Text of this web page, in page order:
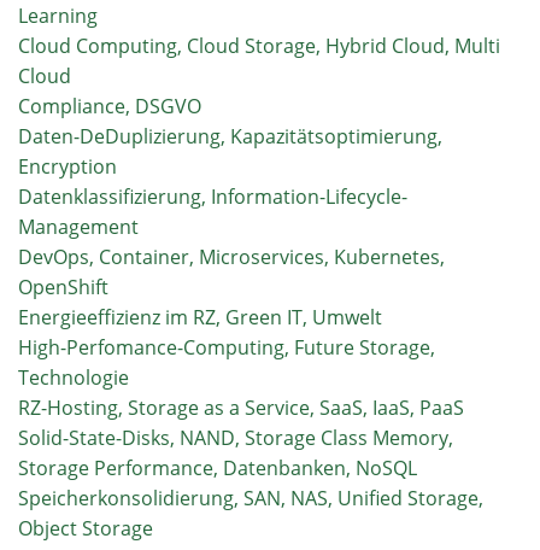
Learning
Cloud Computing, Cloud Storage, Hybrid Cloud, Multi
Cloud
Compliance, DSGVO
Daten-DeDuplizierung, Kapazitätsoptimierung,
Encryption
Datenklassifizierung, Information-Lifecycle-
Management
DevOps, Container, Microservices, Kubernetes,
OpenShift
Energieeffizienz im RZ, Green IT, Umwelt
High-Perfomance-Computing, Future Storage,
Technologie
RZ-Hosting, Storage as a Service, SaaS, IaaS, PaaS
Solid-State-Disks, NAND, Storage Class Memory,
Storage Performance, Datenbanken, NoSQL
Speicherkonsolidierung, SAN, NAS, Unified Storage,
Object Storage